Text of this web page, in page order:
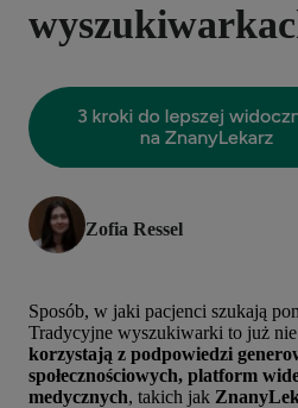
Zofia Ressel
Sposób, w jaki pacjenci szukają
Tradycyjne wyszukiwarki to już
korzystają z podpowiedzi
społecznościowych, platform
medycznych, takich jak